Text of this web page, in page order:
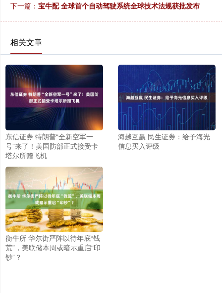
下一篇： 宝牛配 全球首个自动驾驶系统全球技术法规获批发布
相关文章
东信证券 特朗普“全新空军一
号”来了！美国防部正式接受卡
塔尔所赠飞机
海越互赢 民生证券：给予海光
信息买入评级
衡牛所 华尔街严阵以待年底“钱
荒”，美联储本周或暗示重启“印
钞”？